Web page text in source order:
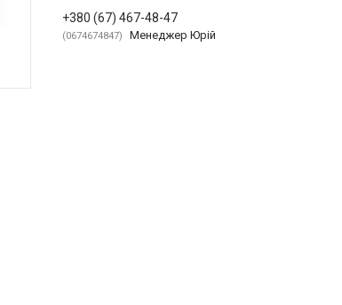
+380 (67) 467-48-47
0674674847 Менеджер Юрій